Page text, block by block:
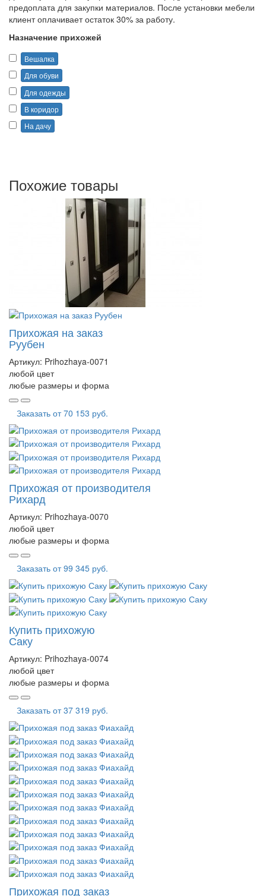
предоплата для закупки материалов. После установки мебели
клиент оплачивает остаток 30% за работу.
Назначение прихожей
Вешалка
Для обуви
Для одежды
В коридор
На дачу
Похожие товары
Прихожая на заказ
Руубен
Артикул: Prihozhaya-0071
любой цвет
любые размеры и форма
Заказать от70 153 руб.
Прихожая от производителя
Рихард
Артикул: Prihozhaya-0070
любой цвет
любые размеры и форма
Заказать от99 345 руб.
Купить прихожую
Саку
Артикул: Prihozhaya-0074
любой цвет
любые размеры и форма
Заказать от37 319 руб.
Прихожая под заказ